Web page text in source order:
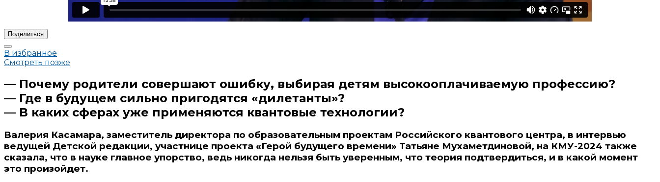
Поделиться
В избранное
Смотреть позже
— Почему родители совершают ошибку, выбирая детям высокооплачиваемую профессию?
— Где в будущем сильно пригодятся «дилетанты»?
— В каких сферах уже применяются квантовые технологии?
Валерия Касамара, заместитель директора по образовательным проектам Российского квантового центра, в интервью
ведущей Детской редакции, участнице проекта «Герой будущего времени» Татьяне Мухаметдиновой, на КМУ-2024 также
сказала, что в науке главное упорство, ведь никогда нельзя быть уверенным, что теория подтвердиться, и в какой момент
это произойдет.